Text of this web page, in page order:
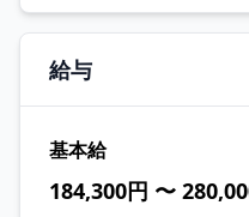
給与
基本給
184,300円 〜